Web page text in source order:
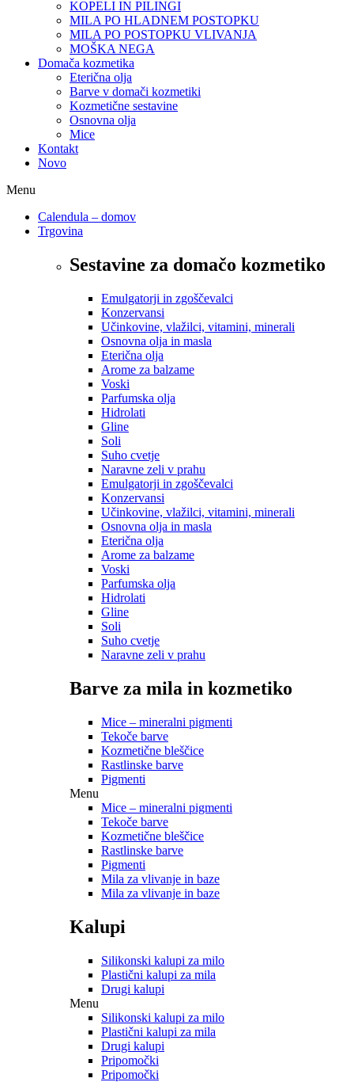
KOPELI IN PILINGI
MILA PO HLADNEM POSTOPKU
MILA PO POSTOPKU VLIVANJA
MOŠKA NEGA
Domača kozmetika
Eterična olja
Barve v domači kozmetiki
Kozmetične sestavine
Osnovna olja
Mice
Kontakt
Novo
Menu
Calendula – domov
Trgovina
Sestavine za domačo kozmetiko
Emulgatorji in zgoščevalci
Konzervansi
Učinkovine, vlažilci, vitamini, minerali
Osnovna olja in masla
Eterična olja
Arome za balzame
Voski
Parfumska olja
Hidrolati
Gline
Soli
Suho cvetje
Naravne zeli v prahu
Emulgatorji in zgoščevalci
Konzervansi
Učinkovine, vlažilci, vitamini, minerali
Osnovna olja in masla
Eterična olja
Arome za balzame
Voski
Parfumska olja
Hidrolati
Gline
Soli
Suho cvetje
Naravne zeli v prahu
Barve za mila in kozmetiko
Mice – mineralni pigmenti
Tekoče barve
Kozmetične bleščice
Rastlinske barve
Pigmenti
Menu
Mice – mineralni pigmenti
Tekoče barve
Kozmetične bleščice
Rastlinske barve
Pigmenti
Mila za vlivanje in baze
Mila za vlivanje in baze
Kalupi
Silikonski kalupi za milo
Plastični kalupi za mila
Drugi kalupi
Menu
Silikonski kalupi za milo
Plastični kalupi za mila
Drugi kalupi
Pripomočki
Pripomočki